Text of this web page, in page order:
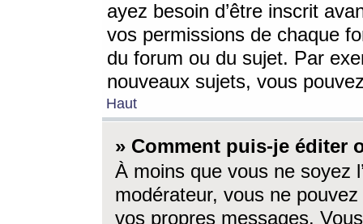
ayez besoin d’être inscrit
vos permissions de chaque
du forum ou du sujet. Par
nouveaux sujets, vous
Haut
» Comment puis-je éditer
À moins que vous ne soyez
modérateur, vous ne
vos propres messages.